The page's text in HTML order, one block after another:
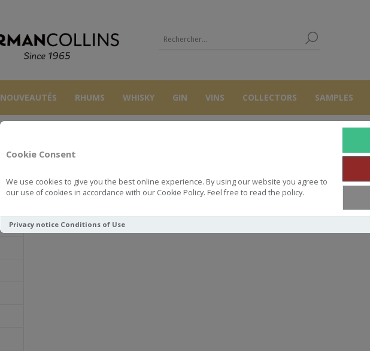
Cookie Consent
We use cookies to give you the best online experience. By using our website you agree to
our use of cookies in accordance with our Cookie Policy. Feel free to read the policy.
Privacy notice Conditions of Use
NOUVEAUTÉS RHUMS WHISKY GIN VINS COLLECTORS SAMPLES
CAUSSE